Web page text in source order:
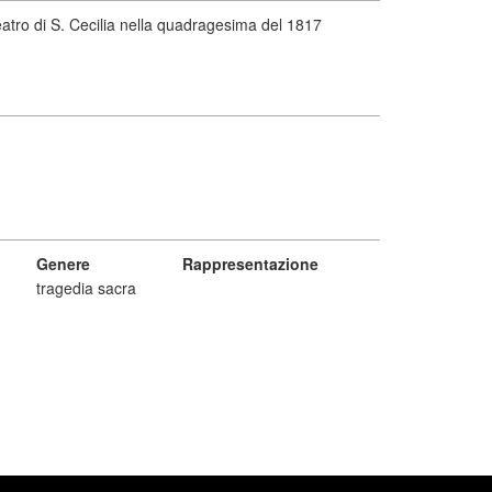
di S. Cecilia nella quadragesima del 1817
Genere
Rappresentazione
tragedia sacra